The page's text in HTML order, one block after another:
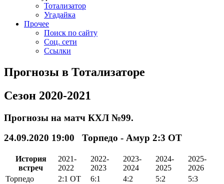
Тотализатор
Угадайка
Прочее
Поиск по сайту
Соц. сети
Ссылки
Прогнозы в Тотализаторе
Сезон 2020-2021
Прогнозы на матч КХЛ №99.
24.09.2020 19:00 Торпедо - Амур 2:3 ОТ
История
встреч
2021-
2022
2022-
2023
2023-
2024
2024-
2025
2025-
2026
Торпедо
2:1 ОТ 6:1 4:2 5:2
5:3